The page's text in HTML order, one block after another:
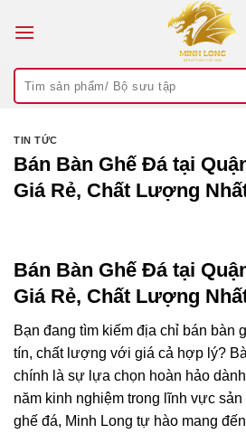
qua
dung
kiếm:
TIN TỨC
Bán Bàn Ghế Đá tại
Giá Rẻ, Chất Lượng
Bán Bàn Ghế Đá tại
Giá Rẻ, Chất Lượng
Bạn đang tìm kiếm địa chỉ bán bàn
tín, chất lượng với giá cả hợp lý?
chính là sự lựa chọn hoàn hảo
năm kinh nghiệm trong lĩnh vực
ghế đá, Minh Long tự hào mang